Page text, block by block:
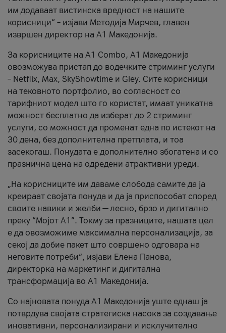
им додаваат вистинска вредност на нашите
корисници“ – изјави Методија Мирчев, главен
извршен директор на А1 Македонија.
За корисниците на A1 Combo, А1 Македонија
овозможува пристап до водечките стриминг услуги
– Netflix, Max, SkyShowtime и Gley. Сите корисници
на тековното портфолио, во согласност со
тарифниот модел што го користат, имаат уникатна
можност бесплатно да изберат до 2 стриминг
услуги, со можност да променат една по истекот на
30 дена, без дополнителна претплата, и тоа
засекогаш. Понудата е дополнително збогатена и со
празнична цена на одредени атрактивни уреди.
„На корисниците им даваме слобода самите да ја
креираат својата понуда и да ја приспособат според
своите навики и желби — лесно, брзо и дигитално
преку “Мојот А1”. Токму за празниците, нашата цел
е да овозможиме максимална персонализација, за
секој да добие пакет што совршено одговара на
неговите потреби“, изјави Елена Панова,
директорка на маркетинг и дигитална
трансформација во А1 Македонија.
Со најновата понуда А1 Македонија уште еднаш ја
потврдува својата стратегиска насока за создавање
иновативни, персонализирани и исклучително